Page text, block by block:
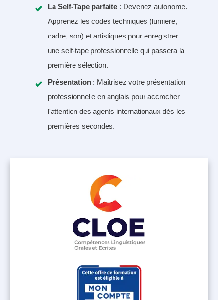
La Self-Tape parfaite : Devenez autonome.
Apprenez les codes techniques (lumière,
cadre, son) et artistiques pour enregistrer
une self-tape professionnelle qui passera la
première sélection.
Présentation : Maîtrisez votre présentation
professionnelle en anglais pour accrocher
l'attention des agents internationaux dès les
premières secondes.